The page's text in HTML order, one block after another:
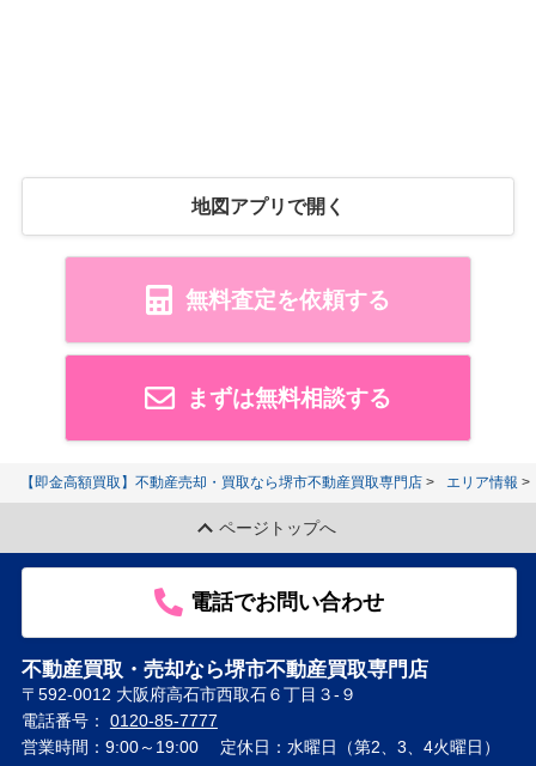
地図アプリで開く
無料査定を依頼する
まずは無料相談する
【即金高額買取】不動産売却・買取なら堺市不動産買取専門店 エリア情報
ページトップへ
電話でお問い合わせ
不動産買取・売却なら堺市不動産買取専門店
〒592-0012 大阪府高石市西取石６丁目３-９
電話番号： 0120-85-7777
営業時間：9:00～19:00
定休日：水曜日（第2、3、4火曜日）